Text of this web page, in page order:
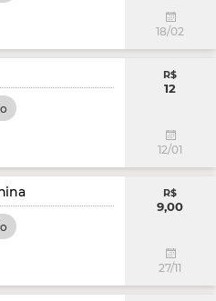
18/02
R$
12
12/01
R$
9,00
27/11